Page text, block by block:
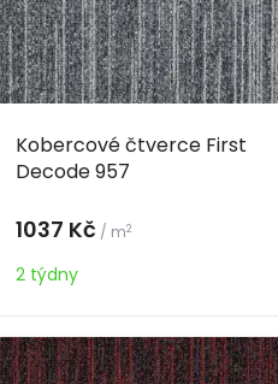
Kobercové čtverce First
Decode 957
1037 Kč / m2
2 týdny